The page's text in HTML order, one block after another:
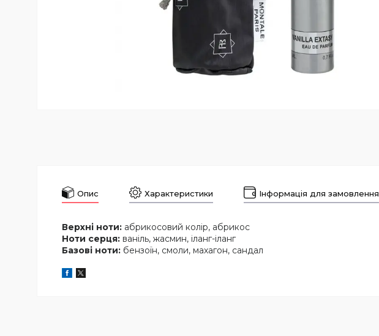
Опис Характеристики Інформація для замовлення
Верхні ноти: абрикосовий колір, абрикос
Ноти серця: ваніль, жасмин, іланг-іланг
Базові ноти: бензоїн, смоли, махагон, сандал